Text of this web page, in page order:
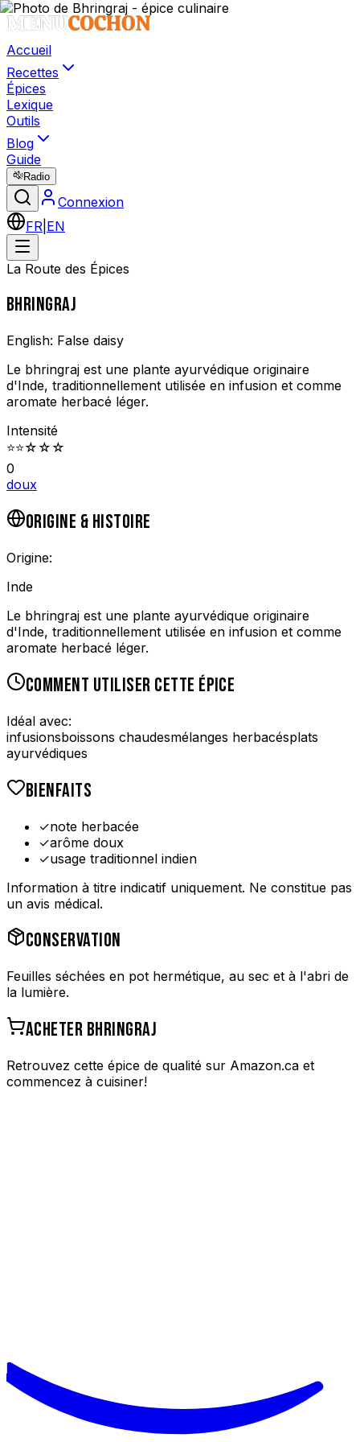
Accueil
Recettes
Épices
Lexique
Outils
Blog
Guide
Radio
Connexion
FR EN
La Route des Épices
BHRINGRAJ
English: False daisy
Le bhringraj est une plante ayurvédique originaire
d'Inde, traditionnellement utilisée en infusion et comme
aromate herbacé léger.
Intensité
⭐⭐☆ ☆ ☆
0
doux
ORIGINE & HISTOIRE
Origine:
Inde
Le bhringraj est une plante ayurvédique originaire
d'Inde, traditionnellement utilisée en infusion et comme
aromate herbacé léger.
COMMENT UTILISER CETTE ÉPICE
Idéal avec:
infusionsboissons chaudesmélanges herbacésplats
ayurvédiques
BIENFAITS
✓note herbacée
✓arôme doux
✓usage traditionnel indien
Information à titre indicatif uniquement. Ne constitue pas
un avis médical.
CONSERVATION
Feuilles séchées en pot hermétique, au sec et à l'abri de
la lumière.
ACHETER BHRINGRAJ
Retrouvez cette épice de qualité sur Amazon.ca et
commencez à cuisiner!